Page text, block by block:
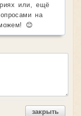
или, ещё
на
😊
закрыть